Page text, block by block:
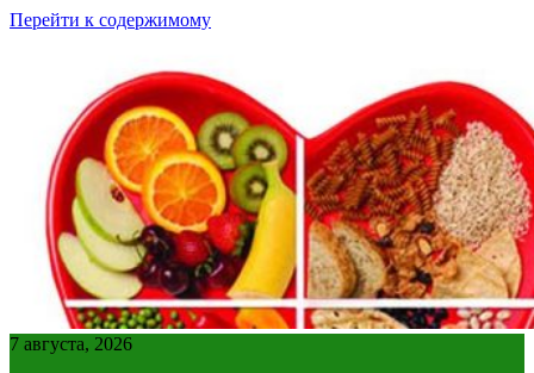
Перейти к содержимому
7 августа, 2026